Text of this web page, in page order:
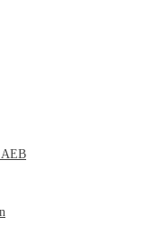
AEB